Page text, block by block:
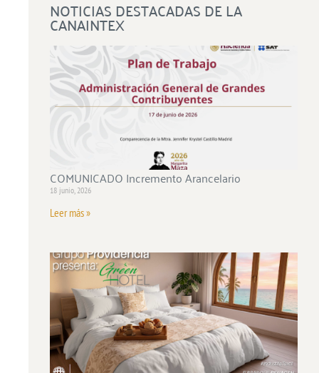
NOTICIAS DESTACADAS DE LA
CANAINTEX
COMUNICADO Incremento Arancelario
18 junio, 2026
Leer más »